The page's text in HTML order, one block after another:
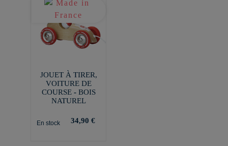
JOUET À TIRER,
VOITURE DE
COURSE - BOIS
NATUREL
En stock 34,90 €